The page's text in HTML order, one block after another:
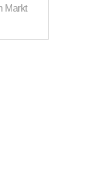
Markt